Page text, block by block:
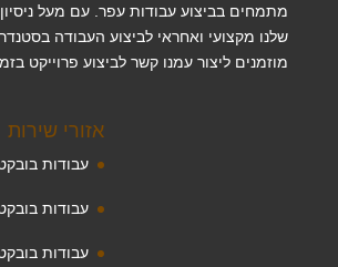
מתמחים בביצוע עבודות עפר. עם מעל
שלנו מקצועי ואחראי לביצוע העבודה
מוזמנים ליצור עמנו קשר לביצוע פרוייקט
אזורי שירות
עבודות
עבודות
עבודות